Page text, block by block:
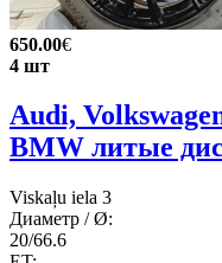
650.00€
4 шт
Audi,
BMW литые
Viskaļu iela 3
Диаметр / Ø:
20/66.6